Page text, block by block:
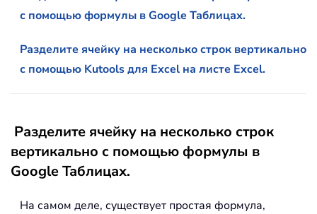
с помощью формулы в Google Таблицах.
Разделите ячейку на несколько строк вертикально
с помощью Kutools для Excel на листе Excel.
Разделите ячейку на несколько строк
вертикально с помощью формулы в
Google Таблицах.
На самом деле, существует простая формула,